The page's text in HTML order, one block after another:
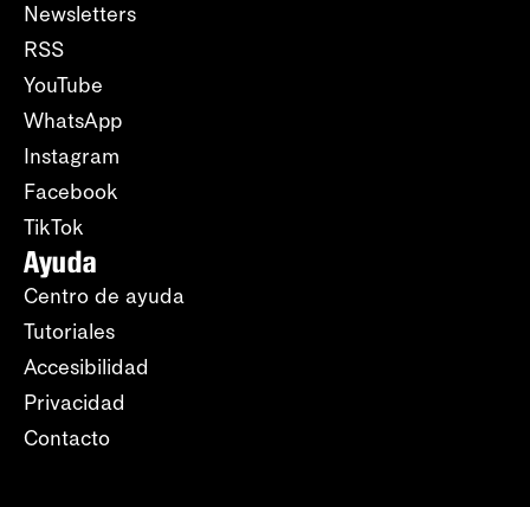
Newsletters
RSS
YouTube
WhatsApp
Instagram
Facebook
TikTok
Ayuda
Centro de ayuda
Tutoriales
Accesibilidad
Privacidad
Contacto